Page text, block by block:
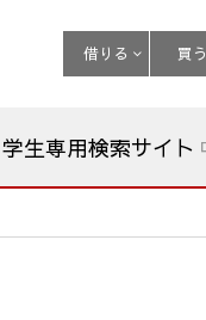
借りる 買う
学生専用検索サイト